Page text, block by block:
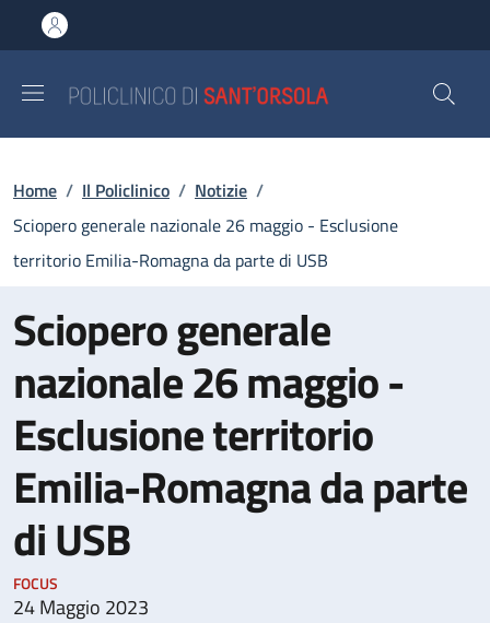
al contenuto principale
to footer content
Briciole di pane
Home / Il Policlinico / Notizie /
Sciopero generale nazionale 26 maggio - Esclusione
territorio Emilia-Romagna da parte di USB
Sciopero generale
nazionale 26 maggio -
Esclusione territorio
Emilia-Romagna da parte
di USB
FOCUS
24 Maggio 2023